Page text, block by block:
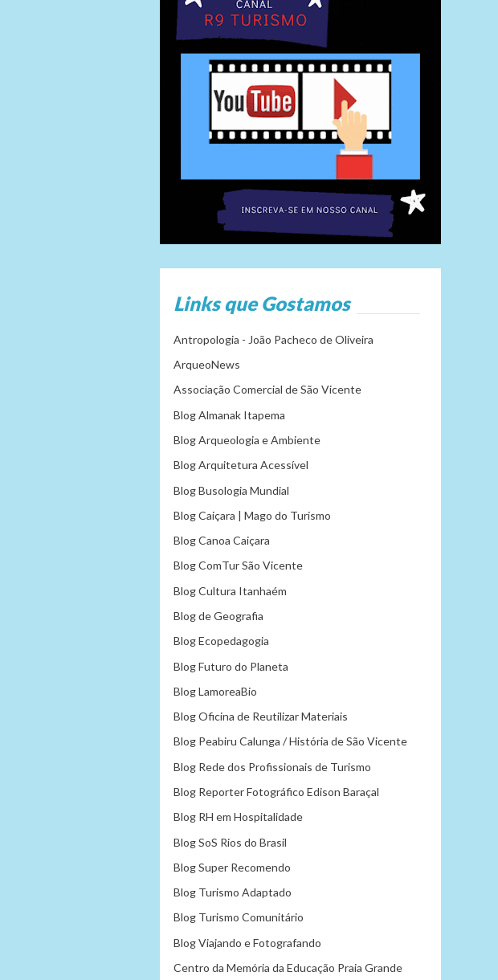
Links que Gostamos
Antropologia - João Pacheco de Oliveira
ArqueoNews
Associação Comercial de São Vicente
Blog Almanak Itapema
Blog Arqueologia e Ambiente
Blog Arquitetura Acessível
Blog Busologia Mundial
Blog Caiçara | Mago do Turismo
Blog Canoa Caiçara
Blog ComTur São Vicente
Blog Cultura Itanhaém
Blog de Geografia
Blog Ecopedagogia
Blog Futuro do Planeta
Blog LamoreaBio
Blog Oficina de Reutilizar Materiais
Blog Peabiru Calunga / História de São Vicente
Blog Rede dos Profissionais de Turismo
Blog Reporter Fotográfico Edison Baraçal
Blog RH em Hospitalidade
Blog SoS Rios do Brasil
Blog Super Recomendo
Blog Turismo Adaptado
Blog Turismo Comunitário
Blog Viajando e Fotografando
Centro da Memória da Educação Praia Grande